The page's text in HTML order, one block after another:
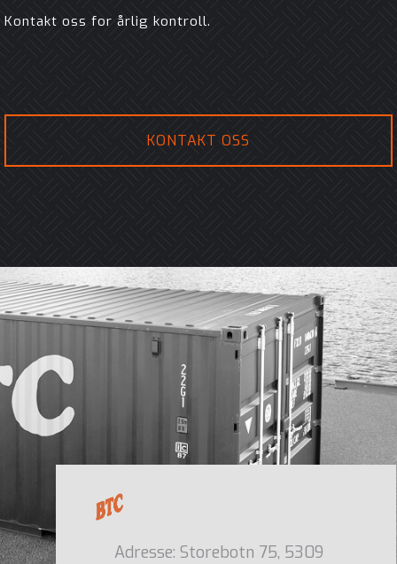
Kontakt oss for årlig kontroll.
KONTAKT OSS
Adresse: Storebotn 75, 5309